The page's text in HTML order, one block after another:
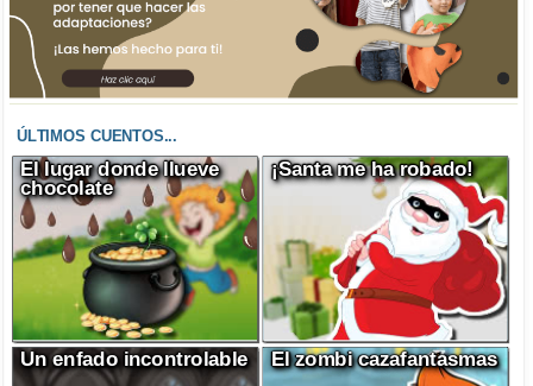
ÚLTIMOS CUENTOS...
El lugar donde llueve
chocolate
¡Santa me ha robado!
Un enfado incontrolable El zombi cazafantasmas